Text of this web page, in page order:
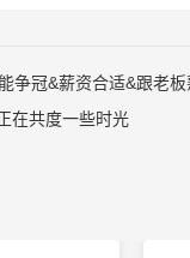
争冠&薪资合适&跟老板
在共度一些时光